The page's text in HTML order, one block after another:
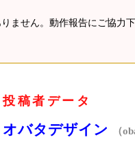
ません。動作報告にご協力下
投稿者データ
オバタデザイン （